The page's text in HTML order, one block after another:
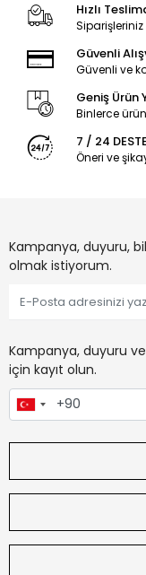
Hızlı
Siparişleriniz
Güvenli
Güvenli ve
Geniş Ürün
Binlerce
7 / 24
Öneri ve
Kampanya, duyuru,
olmak istiyorum.
Kampanya, duyuru
için kayıt olun.